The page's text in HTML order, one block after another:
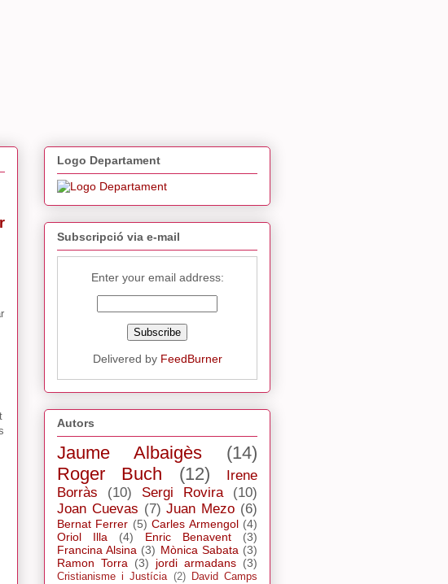
Logo Departament
Subscripció via e-mail
Enter your email address:
Delivered by FeedBurner
Autors
Jaume Albaigès
(14)
Roger Buch
(12)
Irene
Borràs
(10) Sergi Rovira
(10)
Joan Cuevas (7) Juan Mezo (6)
Bernat Ferrer (5) Carles Armengol (4)
Oriol Illa
(4) Enric Benavent
(3)
Francina Alsina (3) Mònica Sabata (3)
Ramon Torra
(3) jordi armadans (3)
Cristianisme i Justícia (2)
David Camps